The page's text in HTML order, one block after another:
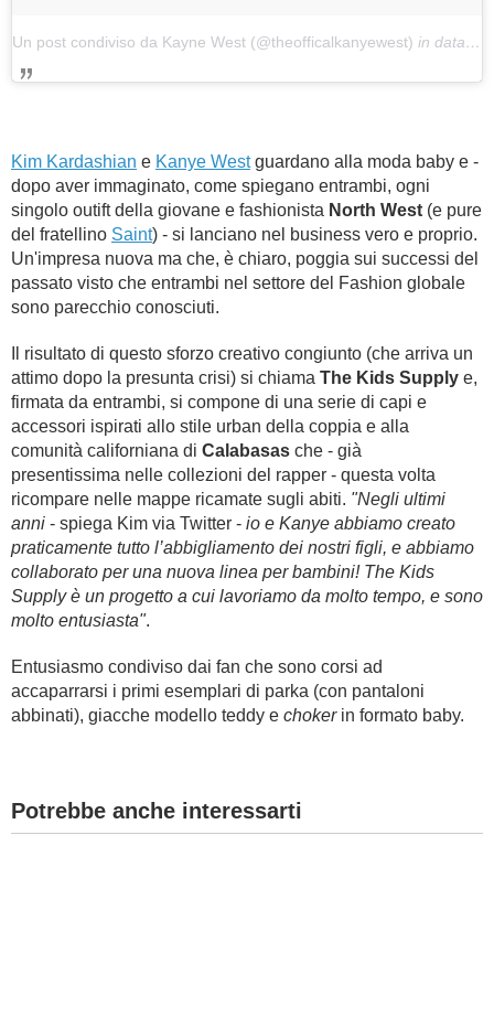
Un post condiviso da Kayne West (@theofficalkanyewest) in data:
Kim Kardashian e Kanye Westguardano alla moda baby e -
dopo aver immaginato, come spiegano entrambi, ogni
singolo outift della giovane e fashionista North West (e pure
del fratellino Saint) - si lanciano nel business vero e proprio.
Un'impresa nuova ma che, è chiaro, poggia sui successi del
passato visto che entrambi nel settore del Fashion globale
sono parecchio conosciuti.
Il risultato di questo sforzo creativo congiunto (che arriva un
attimo dopo la presunta crisi) si chiama The Kids Supply e,
firmata da entrambi, si compone di una serie di capi e
accessori ispirati allo stile urban della coppia e alla
comunità californiana di Calabasas che - già
presentissima nelle collezioni del rapper - questa volta
ricompare nelle mappe ricamate sugli abiti. "Negli ultimi
anni - spiega Kim via Twitter - io e Kanye abbiamo creato
praticamente tutto l’abbigliamento dei nostri figli, e abbiamo
collaborato per una nuova linea per bambini! The Kids
Supply è un progetto a cui lavoriamo da molto tempo, e sono
molto entusiasta".
Entusiasmo condiviso dai fan che sono corsi ad
accaparrarsi i primi esemplari di parka (con pantaloni
abbinati), giacche modello teddy e chokerin formato baby.
Potrebbe anche interessarti